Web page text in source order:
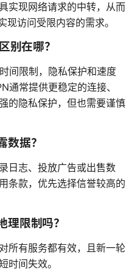
实现网络请求的中转，从而
现访问受限内容的需求。
别在哪？
间限制，隐私保护和速度
通常提供更稳定的连接、
的隐私保护，但也需要谨慎
数据？
日志、投放广告或出售数
条款，优先选择信誉较高的
理限制吗？
所有服务都有效，且新一轮
时间失效。